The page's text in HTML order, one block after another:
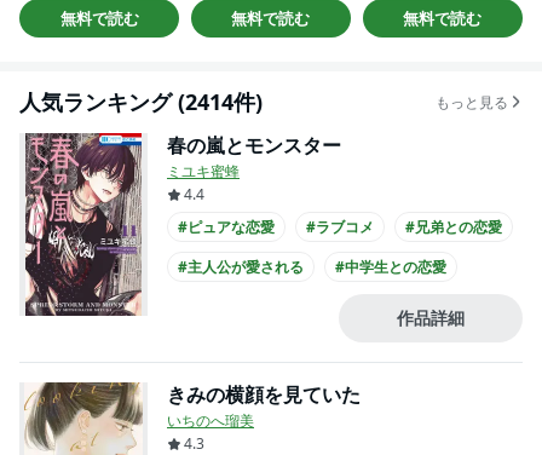
無料で読む 無料で読む 無料で読む
人気ランキング (2414件) もっと見る
春の嵐とモンスター
ミユキ蜜蜂
4.4
#ピュアな恋愛
#ラブコメ
#兄弟との恋愛
#主人公が愛される
#中学生との恋愛
#主人公が10代女性
作品詳細
きみの横顔を見ていた
いちのへ瑠美
4.3